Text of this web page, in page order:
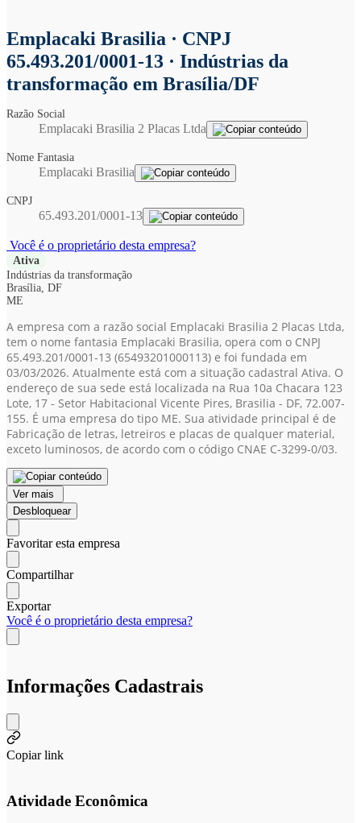
Emplacaki Brasilia · CNPJ
65.493.201/0001-13 · Indústrias da
transformação em Brasília/DF
Razão Social
Emplacaki Brasilia 2 Placas Ltda
Nome Fantasia
Emplacaki Brasilia
CNPJ
65.493.201/0001-13
Você é o proprietário desta empresa?
Ativa
Indústrias da transformação
Brasília, DF
ME
A empresa com a razão social Emplacaki Brasilia 2 Placas Ltda,
tem o nome fantasia Emplacaki Brasilia, opera com o CNPJ
65.493.201/0001-13 (65493201000113) e foi fundada em
03/03/2026. Atualmente está com a situação cadastral Ativa. O
endereço de sua sede está localizada na Rua 10a Chacara 123
Lote, 17 - Setor Habitacional Vicente Pires, Brasilia - DF, 72.007-
155. É uma empresa do tipo ME. Sua atividade principal é de
Fabricação de letras, letreiros e placas de qualquer material,
exceto luminosos, de acordo com o código CNAE C-3299-0/03.
Ver mais
Desbloquear
Favoritar esta empresa
Compartilhar
Exportar
Você é o proprietário desta empresa?
Informações Cadastrais
Copiar link
Atividade Econômica